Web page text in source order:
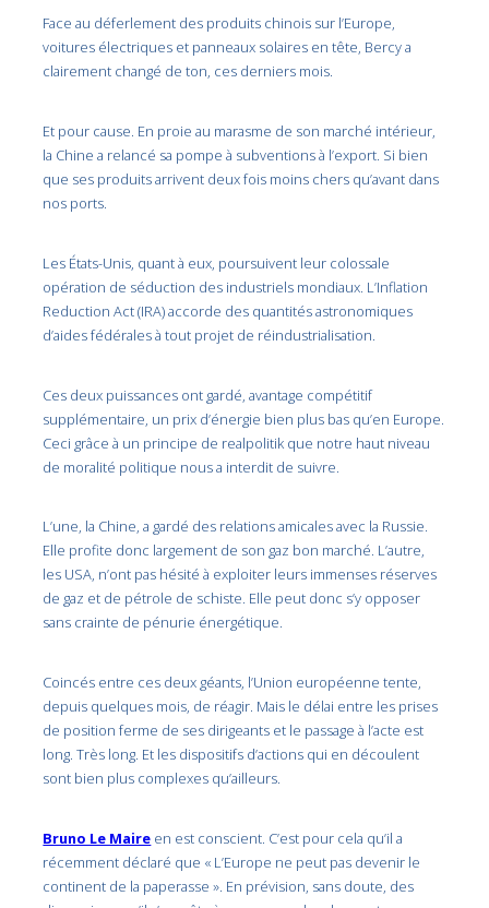
Face au déferlement des produits chinois sur l’Europe,
voitures électriques et panneaux solaires en tête, Bercy a
clairement changé de ton, ces derniers mois.
Et pour cause. En proie au marasme de son marché intérieur,
la Chine a relancé sa pompe à subventions à l’export. Si bien
que ses produits arrivent deux fois moins chers qu’avant dans
nos ports.
Les États-Unis, quant à eux, poursuivent leur colossale
opération de séduction des industriels mondiaux. L’Inflation
Reduction Act (IRA) accorde des quantités astronomiques
d’aides fédérales à tout projet de réindustrialisation.
Ces deux puissances ont gardé, avantage compétitif
supplémentaire, un prix d’énergie bien plus bas qu’en Europe.
Ceci grâce à un principe de realpolitik que notre haut niveau
de moralité politique nous a interdit de suivre.
L’une, la Chine, a gardé des relations amicales avec la Russie.
Elle profite donc largement de son gaz bon marché. L’autre,
les USA, n’ont pas hésité à exploiter leurs immenses réserves
de gaz et de pétrole de schiste. Elle peut donc s’y opposer
sans crainte de pénurie énergétique.
Coincés entre ces deux géants, l’Union européenne tente,
depuis quelques mois, de réagir. Mais le délai entre les prises
de position ferme de ses dirigeants et le passage à l’acte est
long. Très long. Et les dispositifs d’actions qui en découlent
sont bien plus complexes qu’ailleurs.
Bruno Le Maire en est conscient. C’est pour cela qu’il a
récemment déclaré que « L’Europe ne peut pas devenir le
continent de la paperasse ». En prévision, sans doute, des